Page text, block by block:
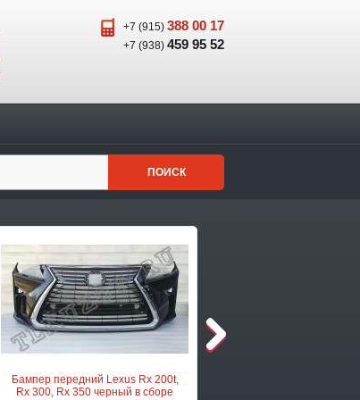
+7 (915) 388 00 17
+7 (938) 459 95 52
ПОИСК
Бампер передний Lexus Rx 200t,
Rx 300, Rx 350 черный в сборе